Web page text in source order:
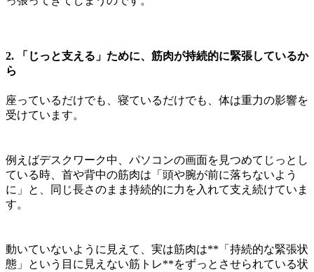
2. 「じっと支える」ために、筋肉が持続的に緊張しているか
ら
座っているだけでも、寝ているだけでも、体は重力の影響を
受けています。
例えばデスクワーク中、パソコンの画面を見つめてじっとし
ている時、首や背中の筋肉は「頭や腕が前に落ちないよう
に」と、同じ長さのまま持続的に力を入れて支え続けていま
す。
動いていないように見えて、実は筋肉は**「持続的な緊張状
態」という目に見えない筋トレ**をずっとさせられている状